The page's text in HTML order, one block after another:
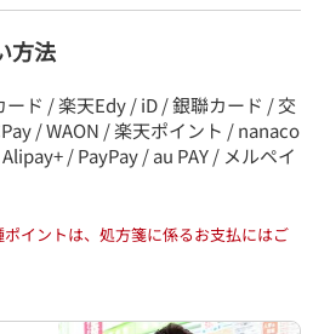
方法
ード / 楽天Edy / iD / 銀聯カード / 交
/ WAON / 楽天ポイント / nanaco
/ PayPay / au PAY / メルペイ
ポイントは、処方箋に係るお支払にはご